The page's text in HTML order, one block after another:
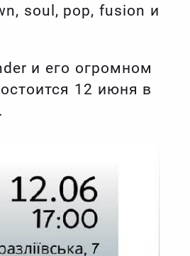
soul, pop, fusion и
и его огромном
12 июня в